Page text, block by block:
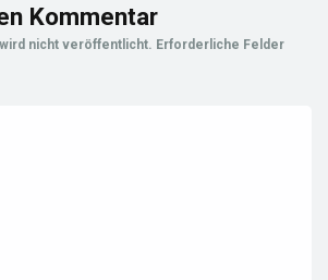
Kommentar
nicht veröffentlicht. Erforderliche Felder